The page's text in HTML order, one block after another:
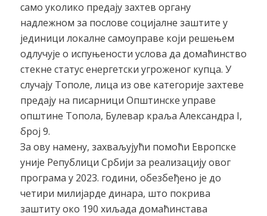
само уколико предају захтев органу
надлежном за послове социјалне заштите у
јединици локалне самоуправе који решењем
одлучује о испуњености услова да домаћинство
стекне статус енергетски угроженог купца. У
случају Тополе, лица из ове категорије захтеве
предају на писарници Општинске управе
општине Топола, Булевар краља Александра I,
број 9.
За ову намену, захваљујући помоћи Европске
уније Републици Србији за реализацију овог
програма у 2023. години, обезбеђено је до
четири милијарде динара, што покрива
заштиту око 190 хиљада домаћинстава